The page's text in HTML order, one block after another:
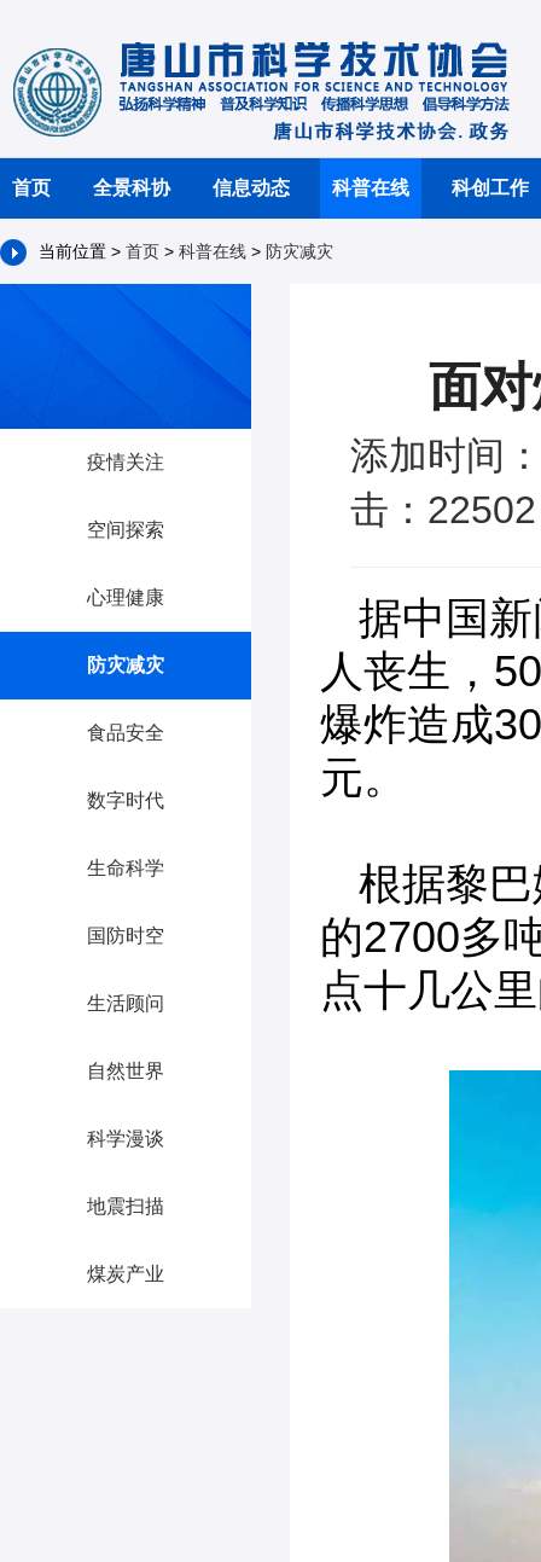
首页 全景科协 信息动态 科普在线 科创工作
当前位置 > 首页 > 科普在线 > 防灾减灾
疫情关注
空间探索
心理健康
防灾减灾
食品安全
数字时代
生命科学
国防时空
生活顾问
自然世界
科学漫谈
地震扫描
煤炭产业
面
添加时间
击：22502
据中国
人丧生，
爆炸造成
元。
根据黎
的2700多
点十几公